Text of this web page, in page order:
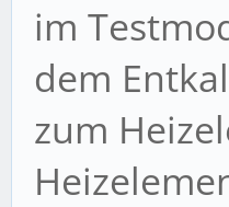
im
dem
zum